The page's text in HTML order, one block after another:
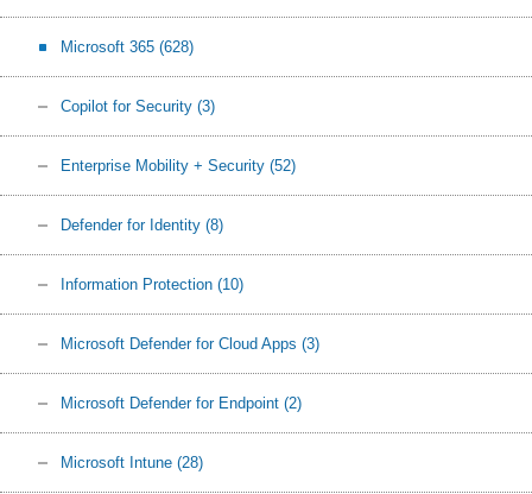
Microsoft 365 (628)
Copilot for Security (3)
Enterprise Mobility + Security (52)
Defender for Identity (8)
Information Protection (10)
Microsoft Defender for Cloud Apps (3)
Microsoft Defender for Endpoint (2)
Microsoft Intune (28)